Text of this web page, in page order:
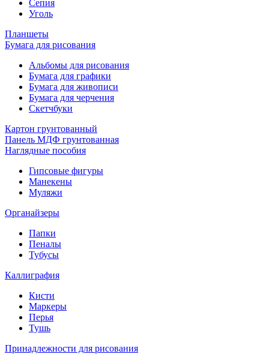
Сепия
Уголь
Планшеты
Бумага для рисования
Альбомы для рисования
Бумага для графики
Бумага для живописи
Бумага для черчения
Скетчбуки
Картон грунтованный
Панель МДФ грунтованная
Наглядные пособия
Гипсовые фигуры
Манекены
Муляжи
Органайзеры
Папки
Пеналы
Тубусы
Каллиграфия
Кисти
Маркеры
Перья
Тушь
Принадлежности для рисования